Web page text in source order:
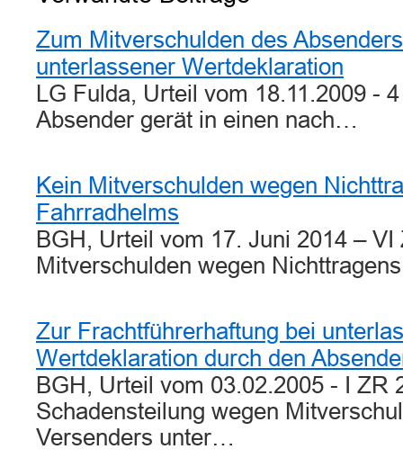
Zum Mitverschulden des
unterlassener Wertdeklaration
LG Fulda, Urteil vom 18.11.2009 -
Absender gerät in einen nach…
Kein Mitverschulden wegen
Fahrradhelms
BGH, Urteil vom 17. Juni 2014 – VI
Mitverschulden wegen
Zur Frachtführerhaftung bei
Wertdeklaration durch den
BGH, Urteil vom 03.02.2005 - I ZR
Schadensteilung wegen
Versenders unter…